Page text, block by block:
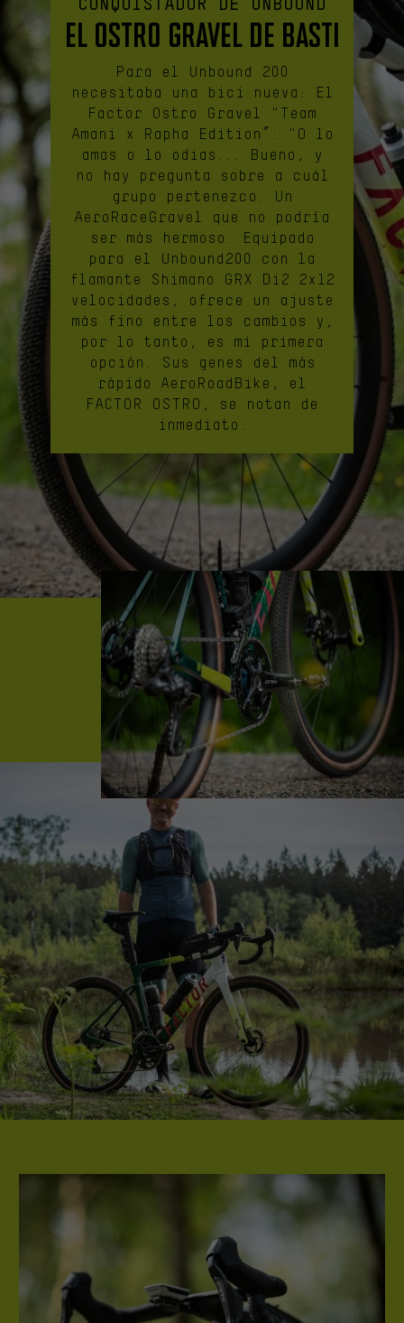
CONQUISTADOR DE UNBOUND
El Ostro Gravel de Basti
Para el Unbound 200
necesitaba una bici nueva: El
Factor Ostro Gravel "Team
Amani x Rapha Edition”: "O lo
amas o lo odias... Bueno, y
no hay pregunta sobre a cuál
grupo pertenezco. Un
AeroRaceGravel que no podría
ser más hermoso. Equipado
para el Unbound200 con la
flamante Shimano GRX Di2 2x12
velocidades, ofrece un ajuste
más fino entre los cambios y,
por lo tanto, es mi primera
opción. Sus genes del más
rápido AeroRoadBike, el
FACTOR OSTRO, se notan de
inmediato.